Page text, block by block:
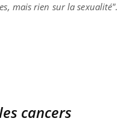
mais rien sur la sexualité".
cancers